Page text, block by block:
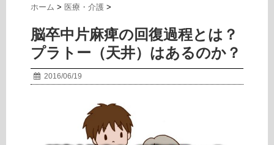
ホーム > 医療・介護 >
脳卒中片麻痺の回復過程とは？
プラトー（天井）はあるのか？
2016/06/19